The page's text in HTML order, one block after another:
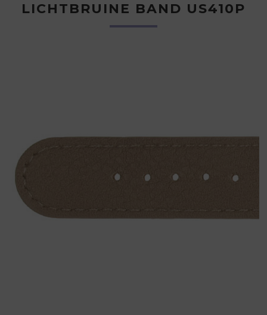
LICHTBRUINE BAND US410P